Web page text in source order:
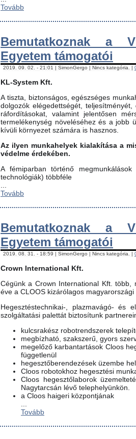
Tovább
Bemutatkoznak a
Egyetem támogatói
2019. 09. 02. - 21:01 | SimonGergo | Nincs kategória. |
KL-System Kft.
A tiszta, biztonságos, egészséges
dolgozók elégedettségét,
ráfordításokat, valamint jelentősen
termelékenység növeléséhez és a jobb
kívüli környezet számára is hasznos.
Az ilyen munkahelyek kialakítása a
védelme érdekében.
A fémiparban történő
technológiák) többféle
Tovább
Bemutatkoznak a
Egyetem támogatói
2019. 08. 31. - 18:59 | SimonGergo | Nincs kategória. |
Crown International Kft.
Cégünk a Crown International Kft.
éve a CLOOS kizárólagos magyarországi
Hegesztéstechnikai-, plazmavágó- és
szolgáltatási palettát biztosítunk
kulcsrakész robotrendszerek
megbízható, szakszerű, gyors
megelőző karbantartások Cloos
függetlenül
hegesztőberendezések üzembe
Cloos robotokhoz hegesztési
Cloos hegesztőlaborok
Nagytarcsán lévő telephelyünkön.
a Cloos haigeri központjának
Tovább